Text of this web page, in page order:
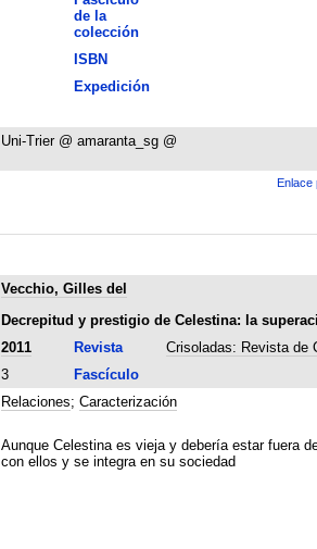
de la
colección
ISBN
Expedición
Uni-Trier @ amaranta_sg @
Enlace
Vecchio, Gilles del
Decrepitud y prestigio de Celestina: la
2011 Revista
Crisoladas: Revista de
3
Fascículo
Relaciones; Caracterización
Aunque Celestina es vieja y debería estar fuera
con ellos y se integra en su sociedad